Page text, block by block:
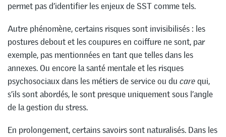
permet pas d’identifier les enjeux de SST comme tels.
Autre phénomène, certains risques sont invisibilisés : les
postures debout et les coupures en coiffure ne sont, par
exemple, pas mentionnées en tant que telles dans les
annexes. Ou encore la santé mentale et les risques
psychosociaux dans les métiers de service ou du carequi,
s’ils sont abordés, le sont presque uniquement sous l’angle
de la gestion du stress.
En prolongement, certains savoirs sont naturalisés. Dans les